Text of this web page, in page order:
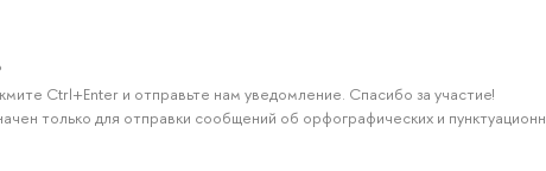
Ctrl+Enter и отправьте нам уведомление. Спасибо за участие!
только для отправки сообщений об орфографических и